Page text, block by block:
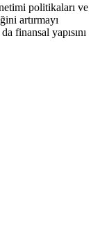
politikaları ve
artırmayı
finansal yapısını